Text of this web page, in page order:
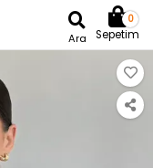
Ara
0
Sepetim